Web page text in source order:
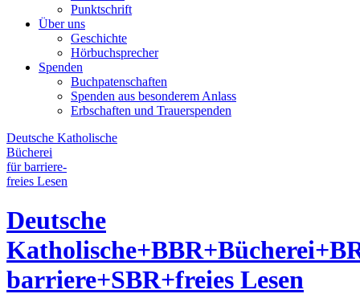
Punktschrift
Über uns
Geschichte
Hörbuchsprecher
Spenden
Buchpatenschaften
Spenden aus besonderem Anlass
Erbschaften und Trauerspenden
Deutsche Katholische
Bücherei
für barriere-
freies Lesen
Deutsche
barriere+SBR+freies Lesen